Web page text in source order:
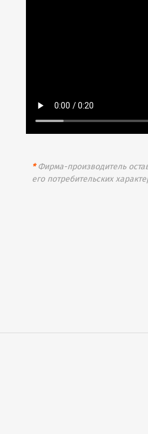
*Фирма-производитель
его потребительских